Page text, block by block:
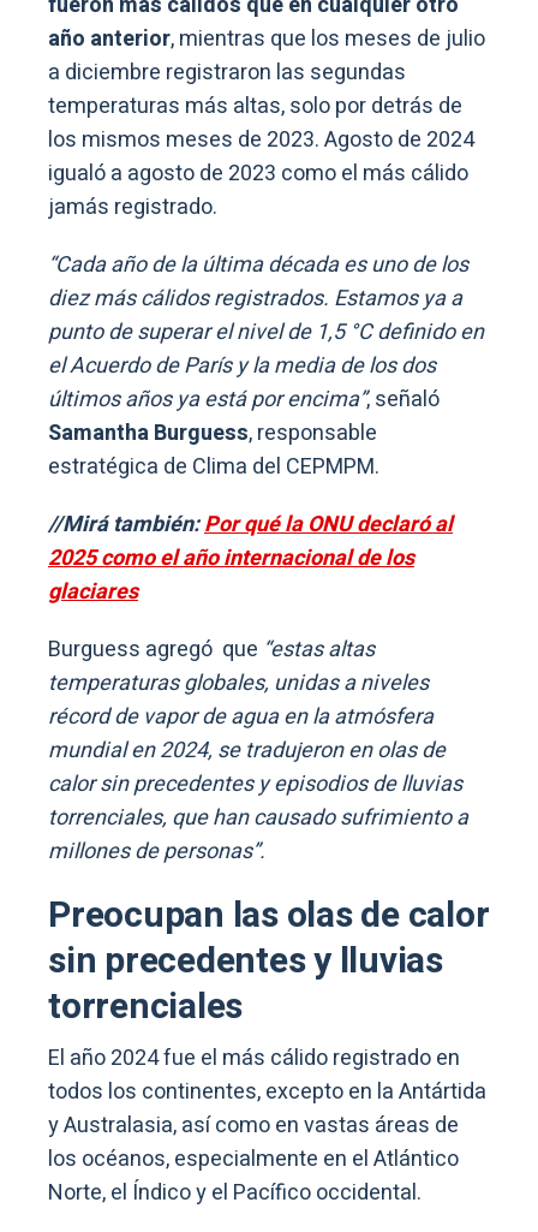
año anterior, mientras que los meses de julio
a diciembre registraron las segundas
temperaturas más altas, solo por detrás de
los mismos meses de 2023. Agosto de 2024
igualó a agosto de 2023 como el más cálido
jamás registrado.
“Cada año de la última década es uno de los
diez más cálidos registrados. Estamos ya a
punto de superar el nivel de 1,5 °C definido en
el Acuerdo de París y la media de los dos
últimos años ya está por encima”, señaló
Samantha Burguess, responsable
estratégica de Clima del CEPMPM.
//Mirá también:Por qué la ONU declaró al
2025 como el año internacional de los
glaciares
Burguess agregó que “estas altas
temperaturas globales, unidas a niveles
récord de vapor de agua en la atmósfera
mundial en 2024, se tradujeron en olas de
calor sin precedentes y episodios de lluvias
torrenciales, que han causado sufrimiento a
millones de personas”.
Preocupan las olas de calor
sin precedentes y lluvias
torrenciales
El año 2024 fue el más cálido registrado en
todos los continentes, excepto en la Antártida
y Australasia, así como en vastas áreas de
los océanos, especialmente en el Atlántico
Norte, el Índico y el Pacífico occidental.